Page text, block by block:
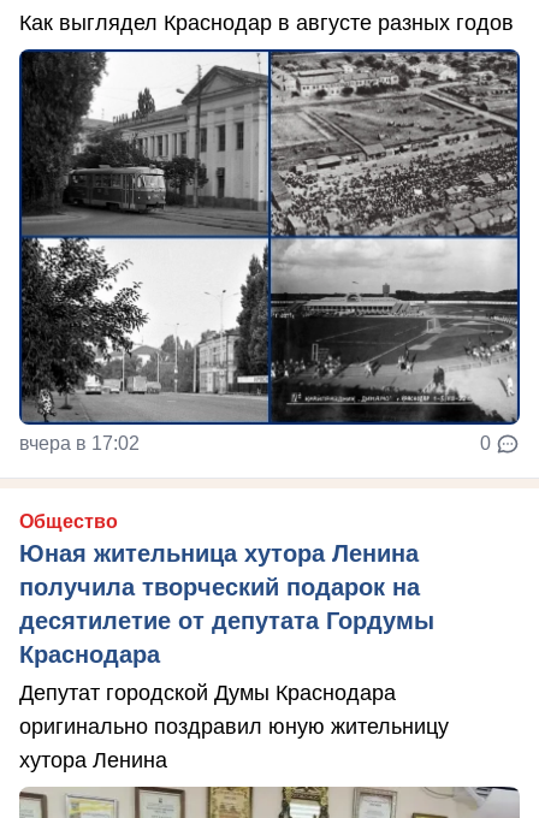
Как выглядел Краснодар в августе разных годов
вчера в 17:02 0
Общество
Юная жительница хутора Ленина
получила творческий подарок на
десятилетие от депутата Гордумы
Краснодара
Депутат городской Думы Краснодара
оригинально поздравил юную жительницу
хутора Ленина